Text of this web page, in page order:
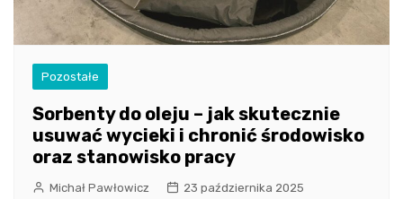
Pozostałe
Sorbenty do oleju – jak skutecznie
usuwać wycieki i chronić środowisko
oraz stanowisko pracy
Michał Pawłowicz 23 października 2025